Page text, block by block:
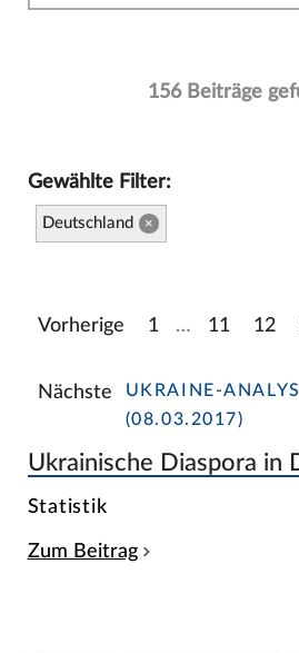
156 Beiträge
Gewählte Filter:
Deutschland ×
Vorherige 1 … 11 12
Nächste
UKRAINE-
(08.03.2017)
Ukrainische Diaspora in
Statistik
Zum Beitrag